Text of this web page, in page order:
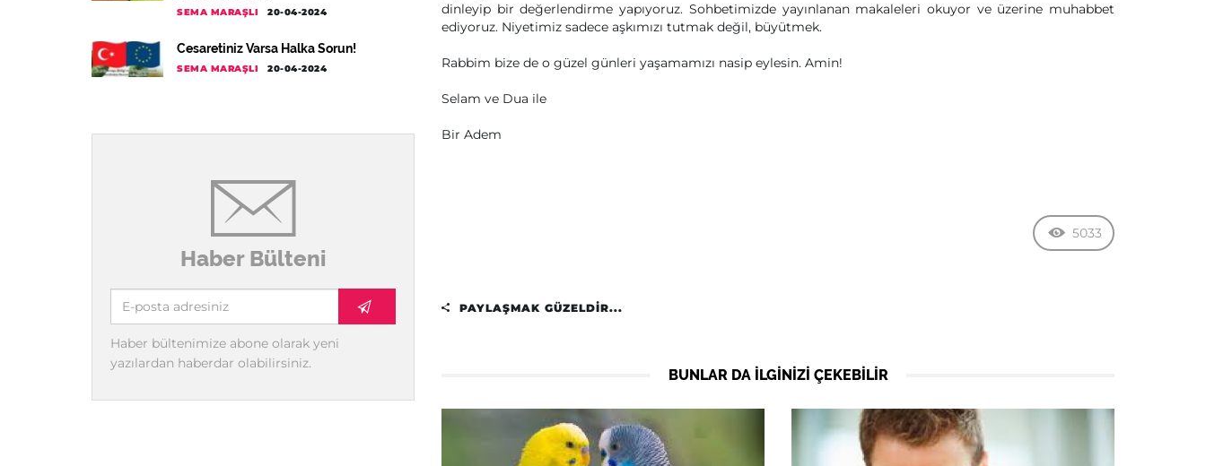
SEMA MARAŞLI 20-04-2024
Cesaretiniz Varsa Halka Sorun!
SEMA MARAŞLI 20-04-2024
Haber Bülteni
Haber bültenimize abone olarak yeni
yazılardan haberdar olabilirsiniz.
dinleyip bir değerlendirme yapıyoruz. Sohbetimizde yayınlanan makaleleri okuyor ve üzerine muhabbet
ediyoruz. Niyetimiz sadece aşkımızı tutmak değil, büyütmek.
Rabbim bize de o güzel günleri yaşamamızı nasip eylesin. Amin!
Selam ve Dua ile
Bir Adem
5033
PAYLAŞMAK GÜZELDIR...
BUNLAR DA ILGINIZI ÇEKEBILIR